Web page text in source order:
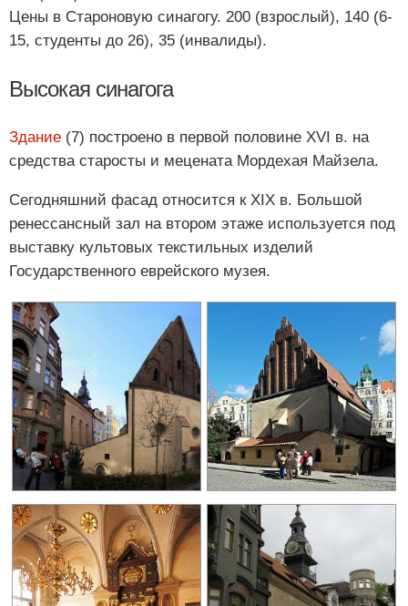
Цены в Староновую синагогу. 200 (взрослый), 140 (6-
15, студенты до 26), 35 (инвалиды).
Высокая синагога
Здание (7) построено в первой половине XVI в. на
средства старосты и мецената Мордехая Майзела.
Сегодняшний фасад относится к XIX в. Большой
ренессансный зал на втором этаже используется под
выставку культовых текстильных изделий
Государственного еврейского музея.